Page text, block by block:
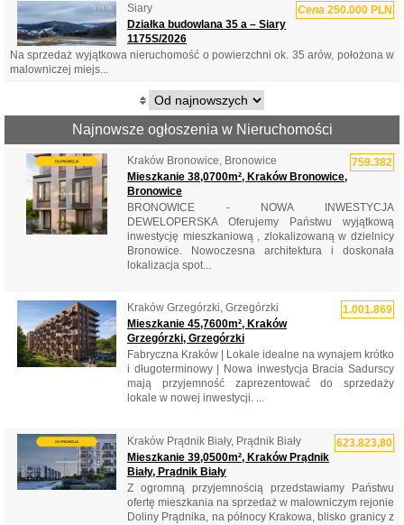
Siary Cena 250.000 PLN
Działka budowlana 35 a – Siary
1175S/2026
Na sprzedaż wyjątkowa nieruchomość o powierzchni ok. 35 arów, położona w
malowniczej miejs...
Najnowsze ogłoszenia w Nieruchomości
759.382
Kraków Bronowice, Bronowice
Mieszkanie 38,0700m², Kraków Bronowice,
Bronowice
BRONOWICE - NOWA INWESTYCJA
DEWELOPERSKA Oferujemy Państwu wyjątkową
inwestycję mieszkaniową , zlokalizowaną w dzielnicy
Bronowice. Nowoczesna architektura i doskonała
lokalizacja spot...
1.001.869
Kraków Grzegórzki, Grzegórzki
Mieszkanie 45,7600m², Kraków
Grzegórzki, Grzegórzki
Fabryczna Kraków | Lokale idealne na wynajem krótko
i długoterminowy | Nowa inwestycja Bracia Sadurscy
mają przyjemność zaprezentować do sprzedaży
lokale w nowej inwestycji. ...
623.823,80
Kraków Prądnik Biały, Prądnik Biały
Mieszkanie 39,0500m², Kraków Prądnik
Biały, Prądnik Biały
Z ogromną przyjemnością przedstawiamy Państwu
ofertę mieszkania na sprzedaż w malowniczym rejonie
Doliny Prądnika, na północy Krakowa, blisko granicy z